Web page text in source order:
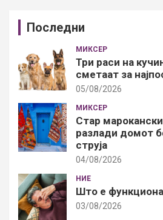
Последни
МИКСЕР
Три раси на
сметаат за
05/08/2026
МИКСЕР
Стар
разлади домот
струја
04/08/2026
НИЕ
Што е
03/08/2026